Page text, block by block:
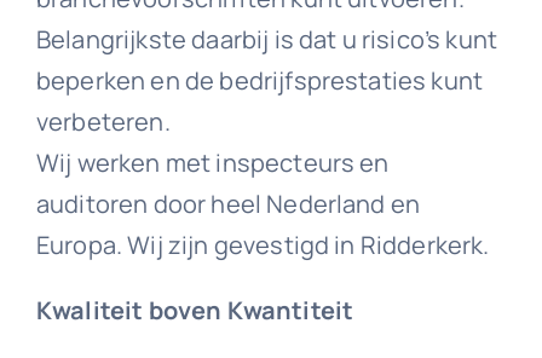
Belangrijkste daarbij is dat u risico’s kunt
beperken en de bedrijfsprestaties kunt
verbeteren.
Wij werken met inspecteurs en
auditoren door heel Nederland en
Europa. Wij zijn gevestigd in Ridderkerk.
Kwaliteit boven Kwantiteit